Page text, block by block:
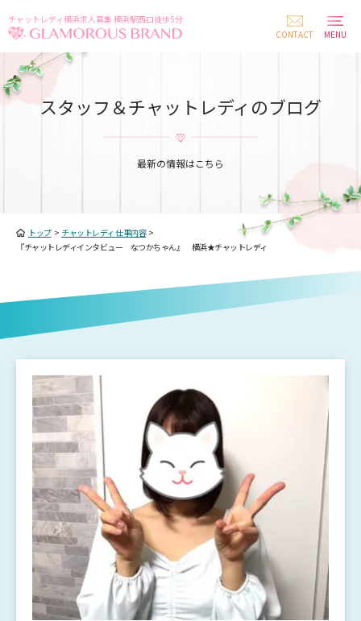
チャットレディ横浜求人募集 横浜駅西口徒歩5分
CONTACT
MENU
スタッフ＆チャットレディのブログ
最新の情報はこちら
トップ> チャットレディ 仕事内容>
『チャットレディインタビュー なつかちゃん』 横浜★チャットレディ